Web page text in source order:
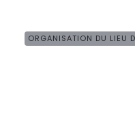
ORGANISATION DU LIEU